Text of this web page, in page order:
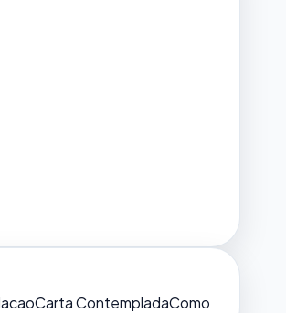
Carta ContempladaComo